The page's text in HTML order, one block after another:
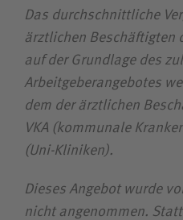
Das durch­schnittliche
ärztlichen Beschäftigten
auf der Grundlage des
Arbeit­geber­angebotes
dem der ärzt­lichen
VKA (kommunale
(Uni-Kliniken).
Dieses Angebot wurde
nicht angenommen.